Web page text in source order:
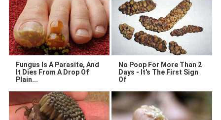
Fungus Is A Parasite, And
It Dies From A Drop Of
Plain...
No Poop For More Than 2
Days - It's The First Sign
Of